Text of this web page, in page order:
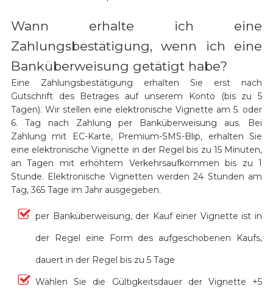
Wann erhalte ich eine
Zahlungsbestätigung, wenn ich eine
Banküberweisung getätigt habe?
Eine Zahlungsbestätigung erhalten Sie erst nach
Gutschrift des Betrages auf unserem Konto (bis zu 5
Tagen). Wir stellen eine elektronische Vignette am 5. oder
6. Tag nach Zahlung per Banküberweisung aus. Bei
Zahlung mit EC-Karte, Premium-SMS-Blip, erhalten Sie
eine elektronische Vignette in der Regel bis zu 15 Minuten,
an Tagen mit erhöhtem Verkehrsaufkommen bis zu 1
Stunde. Elektronische Vignetten werden 24 Stunden am
Tag, 365 Tage im Jahr ausgegeben.
per Banküberweisung, der Kauf einer Vignette ist in
der Regel eine Form des aufgeschobenen Kaufs,
dauert in der Regel bis zu 5 Tage
Wählen Sie die Gültigkeitsdauer der Vignette +5